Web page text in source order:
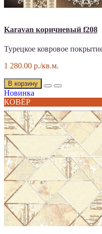
Karavan коричневый f208
Турецкое ковровое
1 280.00 р./кв.м.
В корзину
Новинка
КОВЁР